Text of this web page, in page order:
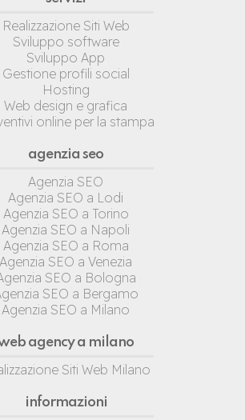
Realizzazione Siti Web
Sviluppo software
Sviluppo App
Gestione profili social
Hosting
Web design e grafica
online per la stampa
agenzia seo
Agenzia SEO
Agenzia SEO a Lodi
Agenzia SEO a Torino
Agenzia SEO a Napoli
Agenzia SEO a Roma
Agenzia SEO a Venezia
SEO a Bologna
SEO a Bergamo
Agenzia SEO a Milano
agency a milano
Siti Web Milano
informazioni